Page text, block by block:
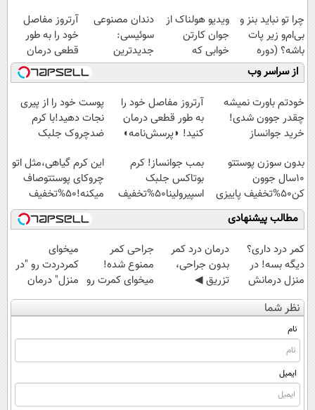
چرا تو نباید بنز و
بی‌ام‌و زیر پات
باشه؟ (دوره
رایگان درآمد
میلیاردی)
ویدیو هولناک از
جوان کارتن
خوابی که
میلیاردر شد.
آموزش رایگان
دندان مصنوعی
سوئیسی:
جدیدترین
فناوری اروپا،
سبک و مقاوم |
پرداخت قسطی
آرتروز مفاصل
خود را به طور
قطعی درمان
کنید!
◗پرسش‌نامه◖
از سراسر وب
خودتم باورت نمیشه
چقدر جوون شدی!
خرید جوانساز
ویژه
آرتروز مفاصل خود را
به طور قطعی درمان
کنید! ◗پرسش‌نامه◖
پوست خود را از پیری
نجات دهید!با کرم
ضدچروک جلبک
بدون سوزن پوستتو
10سال جوون
کن50%تخفیف پاییزی
بمب جوانساز! کرم
بوتاکس جلبک
اسپیرولینا50%تخفیف
این کرم گیاهی،مثل اتو
چروکای پوستتوصاف
میکنه!50%تخفیف
مطالب پیشنهادی
کمر درد داری؟
دیگه بسه! در
منزل درمانش
کن
(◀پرسش‌نامه)
درمان درد کمر
بدون جراحی،
تزریق ◀
پرسش‌نامه رو پر
کن ▶
جراحی کمر
ممنوع شده!
میخوای کمرت رو
در منزل درمان
کنی؟
میخوای
کمردردت رو "در
منزل" درمان
کنی؟ (◂فیلم +
◂پرسش‌نامه)
نظر شما
نام
ایمیل